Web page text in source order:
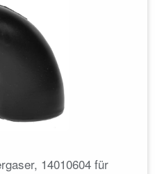
14010604 für